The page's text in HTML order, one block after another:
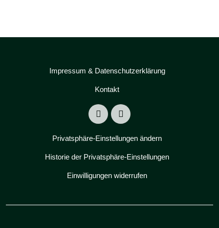
Impressum & Datenschutzerklärung
Kontakt
Privatsphäre-Einstellungen ändern
Historie der Privatsphäre-Einstellungen
Einwilligungen widerrufen